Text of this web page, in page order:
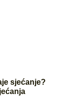
sjećanje?